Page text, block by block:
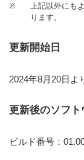
※
上記以外にも
ります。
更新開始日
2024年8月20日よ
更新後のソフ
ビルド番号：